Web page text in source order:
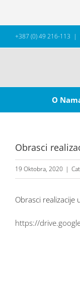
+387 (0) 49 216-113 |
for:
O
Obrasci
19 Oktobra, 2020 |
Obrasci
https://